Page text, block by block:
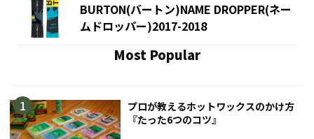
BURTON(バートン)NAME DROPPER(ネー
ムドロッパー)2017-2018
Most Popular
プロが教えるホットワックスのかけ方
『たった6つのコツ』